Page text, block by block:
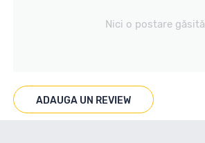
Marcat M+S
Nici o postare găsită
ADAUGA UN REVIEW